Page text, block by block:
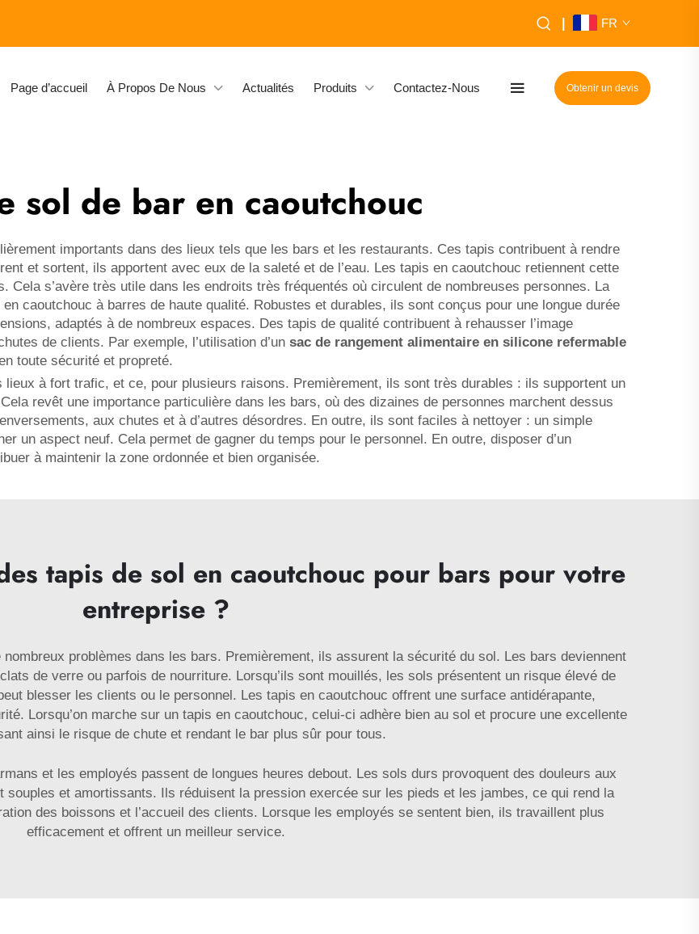
FR
Page d’accueil À Propos De Nous Actualités Produits Contactez-Nous Obtenir un devis
sol de bar en caoutchouc
importants dans des lieux tels que les bars et les restaurants. Ces tapis contribuent à rendre
et sortent, ils apportent avec eux de la saleté et de l’eau. Les tapis en caoutchouc retiennent cette
Cela s’avère très utile dans les endroits très fréquentés où circulent de nombreuses personnes. La
caoutchouc à barres de haute qualité. Robustes et durables, ils sont conçus pour une longue durée
adaptés à de nombreux espaces. Des tapis de qualité contribuent à rehausser l’image
de clients. Par exemple, l’utilisation d’un sac de rangement alimentaire en silicone refermable
toute sécurité et propreté.
à fort trafic, et ce, pour plusieurs raisons. Premièrement, ils sont très durables : ils supportent un
revêt une importance particulière dans les bars, où des dizaines de personnes marchent dessus
aux chutes et à d’autres désordres. En outre, ils sont faciles à nettoyer : un simple
un aspect neuf. Cela permet de gagner du temps pour le personnel. En outre, disposer d’un
à maintenir la zone ordonnée et bien organisée.
tapis de sol en caoutchouc pour bars pour votre
entreprise ?
problèmes dans les bars. Premièrement, ils assurent la sécurité du sol. Les bars deviennent
de verre ou parfois de nourriture. Lorsqu’ils sont mouillés, les sols présentent un risque élevé de
blesser les clients ou le personnel. Les tapis en caoutchouc offrent une surface antidérapante,
Lorsqu’on marche sur un tapis en caoutchouc, celui-ci adhère bien au sol et procure une excellente
ainsi le risque de chute et rendant le bar plus sûr pour tous.
et les employés passent de longues heures debout. Les sols durs provoquent des douleurs aux
et amortissants. Ils réduisent la pression exercée sur les pieds et les jambes, ce qui rend la
des boissons et l’accueil des clients. Lorsque les employés se sentent bien, ils travaillent plus
efficacement et offrent un meilleur service.